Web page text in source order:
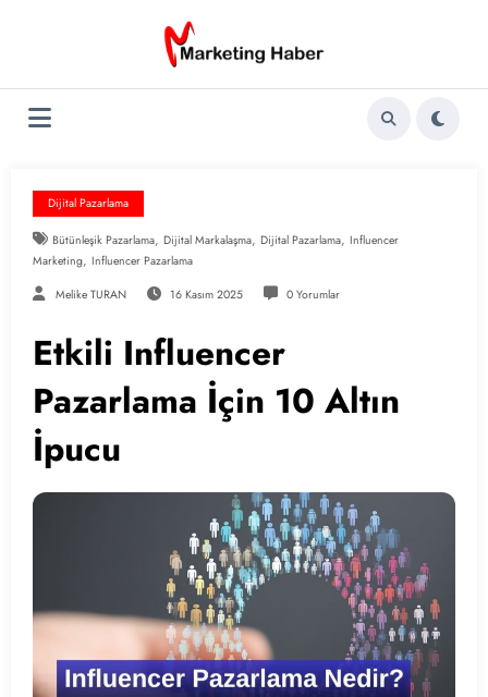
Dijital Pazarlama
Bütünleşik Pazarlama, Dijital Markalaşma, Dijital Pazarlama, Influencer
Marketing, Influencer Pazarlama
Melike TURAN 16 Kasım 2025 0 Yorumlar
Etkili Influencer
Pazarlama İçin 10 Altın
İpucu